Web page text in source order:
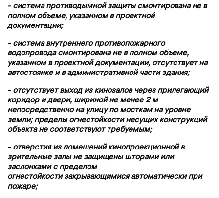
- система противодымной защиты смонтирована не в
полном объеме, указанном в проектной
документации;
- система внутреннего противопожарного
водопровода смонтирована не в полном объеме,
указанном в проектной документации, отсутствует на
автостоянке и в административной части здания;
- отсутствует выход из кинозалов через прилегающий
коридор и двери, шириной не менее 2 м
непосредственно на улицу по мосткам на уровне
земли; пределы огнестойкости несущих конструкций
объекта не соответствуют требуемым;
- отверстия из помещений кинопроекционной в
зрительные залы не защищены шторами или
заслонками с пределом
огнестойкости закрывающимися автоматически при
пожаре;